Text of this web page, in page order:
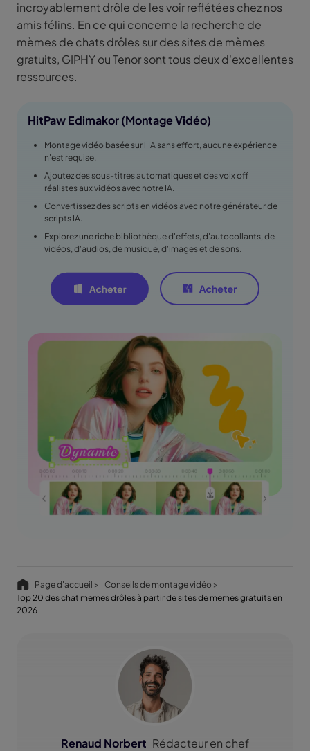
incroyablement drôle de les voir reflétées chez nos
amis félins. En ce qui concerne la recherche de
mèmes de chats drôles sur des sites de mèmes
gratuits, GIPHY ou Tenor sont tous deux d'excellentes
ressources.
HitPaw Edimakor (Montage Vidéo)
Montage vidéo basée sur l'IA sans effort, aucune expérience
n'est requise.
Ajoutez des sous-titres automatiques et des voix off
réalistes aux vidéos avec notre IA.
Convertissez des scripts en vidéos avec notre générateur de
scripts IA.
Explorez une riche bibliothèque d'effets, d'autocollants, de
vidéos, d'audios, de musique, d'images et de sons.
Page d'accueil >
Conseils de montage vidéo >
Top 20 des chat memes drôles à partir de sites de memes gratuits en
2026
Renaud Norbert Rédacteur en chef